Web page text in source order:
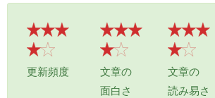
更新頻度
文章の
面白さ
文章の
読み易さ